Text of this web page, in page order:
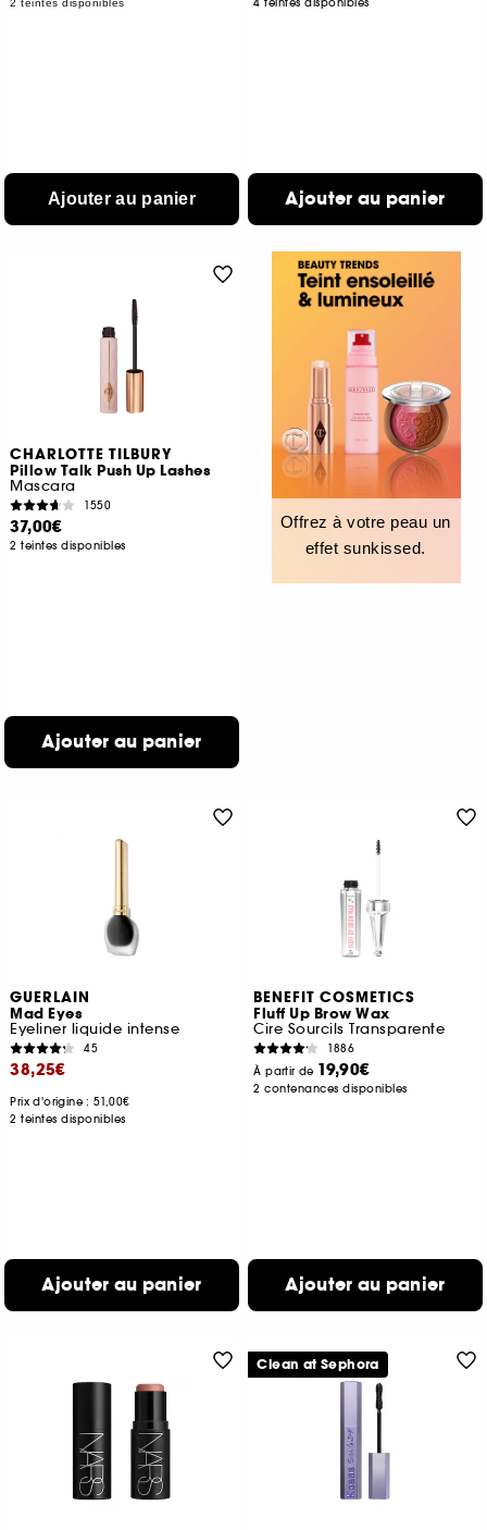
2 teintes disponibles
Ajouter au panier Ajouter au panier
CHARLOTTE TILBURY
Pillow Talk Push Up Lashes
Mascara
1550
37,00€
2 teintes disponibles
Ajouter au panier
Offrez à votre peau un
effet sunkissed.
GUERLAIN
Mad Eyes
Eyeliner liquide intense
45
38,25€
Prix d'origine : 51,00€
2 teintes disponibles
Ajouter au panier
BENEFIT COSMETICS
Fluff Up Brow Wax
Cire Sourcils Transparente
1886
À partir de 19,90€
2 contenances disponibles
Ajouter au panier
Clean at Sephora